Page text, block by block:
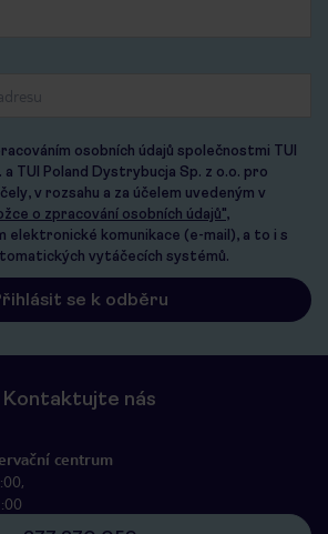
osobních údajů společnostmi TUI
a TUI Poland Dystrybucja Sp. z o.o. pro
v rozsahu a za účelem uvedeným v
o zpracování osobních údajů",
komunikace (e-mail), a to i s
vytáčecích systémů.
Kontaktujte nás
centrum